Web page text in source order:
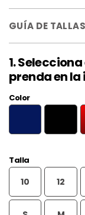
Color
Talla
10 12
GUÍA DE
1.
prenda en